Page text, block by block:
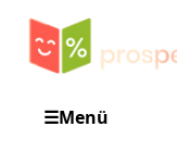
☰Menü